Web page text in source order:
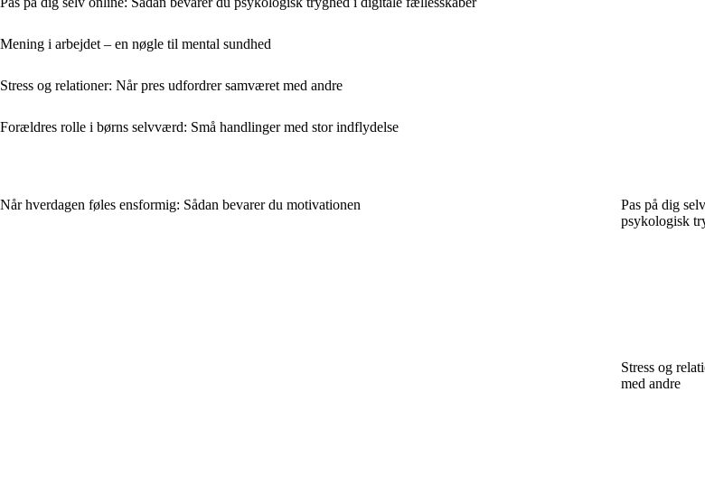
Mening i arbejdet – en nøgle til mental sundhed
Stress og relationer: Når pres udfordrer samværet med andre
Forældres rolle i børns selvværd: Små handlinger med stor indflydelse
Når hverdagen føles ensformig: Sådan bevarer du motivationen
Pas på dig
psykologisk
Stress og
med andre